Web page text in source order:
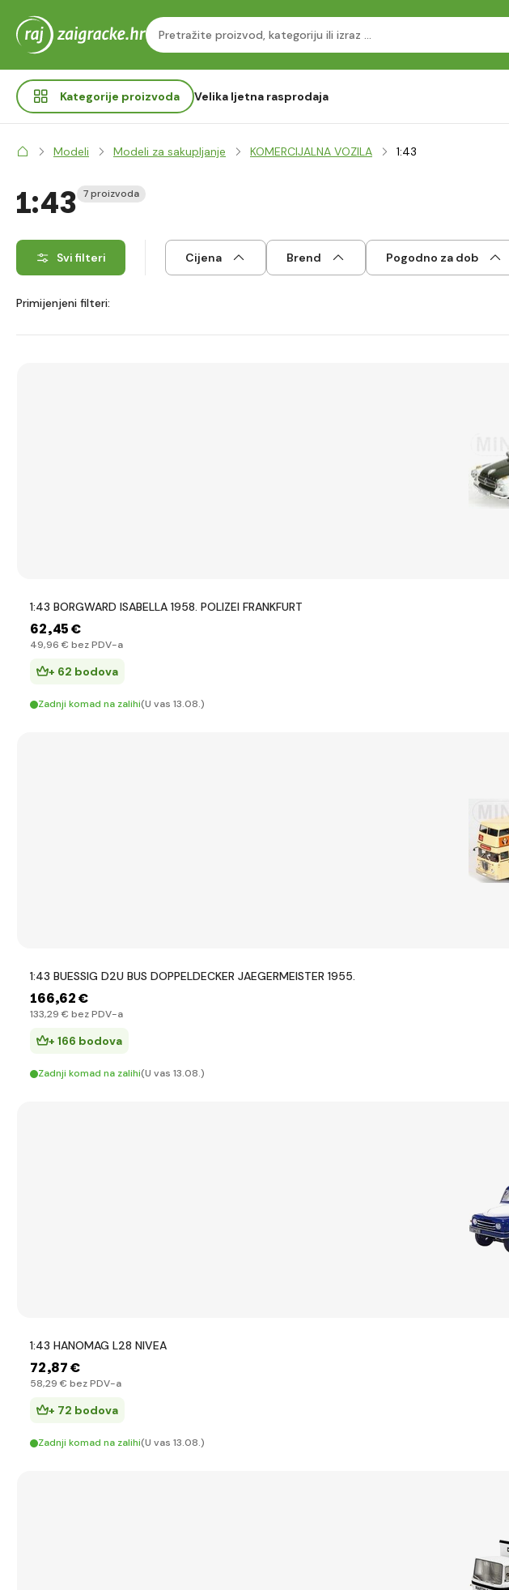
Kategorije proizvoda Velika ljetna rasprodaja
Modeli Modeli za sakupljanje KOMERCIJALNA VOZILA 1:43
1:43 7 proizvoda
Svi filteri Cijena Brend Pogodno za dob
Primijenjeni filteri:
1:43 BORGWARD ISABELLA 1958. POLIZEI FRANKFURT
62,45 €
49,96 € bez PDV-a
+ 62 bodova
Zadnji komad na zalihi(U vas 13.08.)
1:43 BUESSIG D2U BUS DOPPELDECKER JAEGERMEISTER 1955.
166,62 €
133,29 € bez PDV-a
+ 166 bodova
Zadnji komad na zalihi(U vas 13.08.)
1:43 HANOMAG L28 NIVEA
72,87 €
58,29 € bez PDV-a
+ 72 bodova
Zadnji komad na zalihi(U vas 13.08.)